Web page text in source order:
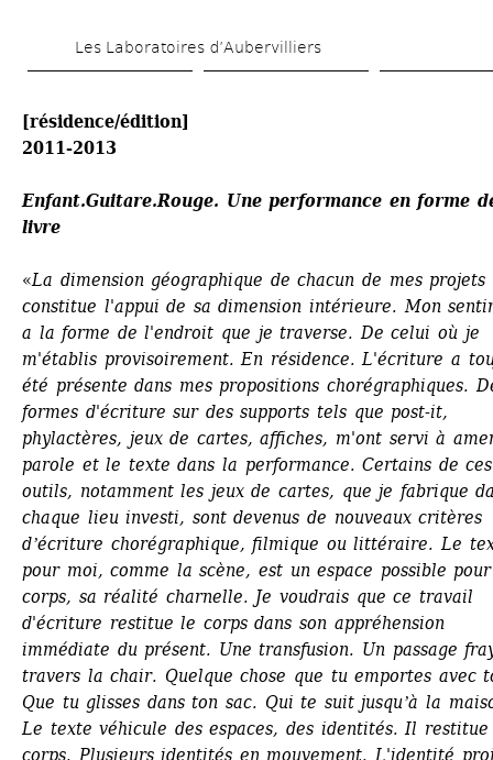
au
principal
Les Laboratoires d’Aubervilliers
[résidence/édition]
2011-2013
Enfant.Guitare.Rouge. Une performance en forme
livre
«La dimension géographique de chacun de mes projets
constitue l'appui de sa dimension intérieure. Mon
a la forme de l'endroit que je traverse. De celui où je
m'établis provisoirement. En résidence. L'écriture a
été présente dans mes propositions chorégraphiques.
formes d'écriture sur des supports tels que post-it,
phylactères, jeux de cartes, affiches, m'ont servi à
parole et le texte dans la performance. Certains de ces
outils, notamment les jeux de cartes, que je fabrique
chaque lieu investi, sont devenus de nouveaux critères
dʼécriture chorégraphique, filmique ou littéraire. Le
pour moi, comme la scène, est un espace possible
corps, sa réalité charnelle. Je voudrais que ce travail
d'écriture restitue le corps dans son appréhension
immédiate du présent. Une transfusion. Un passage
travers la chair. Quelque chose que tu emportes avec
Que tu glisses dans ton sac. Qui te suit jusquʼà la
Le texte véhicule des espaces, des identités. Il restitue
corps. Plusieurs identités en mouvement. L'identité